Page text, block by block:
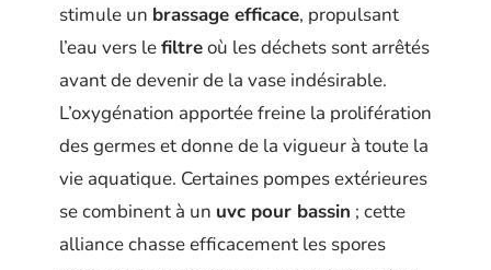
stimule un brassage efficace, propulsant
l’eau vers lefiltreoù les déchets sont arrêtés
avant de devenir de la vase indésirable.
L’oxygénation apportée freine la prolifération
des germes et donne de la vigueur à toute la
vie aquatique. Certaines pompes extérieures
se combinent à un uvc pour bassin ; cette
alliance chasse efficacement les spores